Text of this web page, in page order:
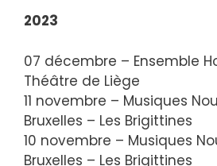
2023
07 décembre – Ensemble
Théâtre de Liège
11 novembre – Musiques
Bruxelles – Les Brigittines
10 novembre – Musiques
Bruxelles – Les Brigittines